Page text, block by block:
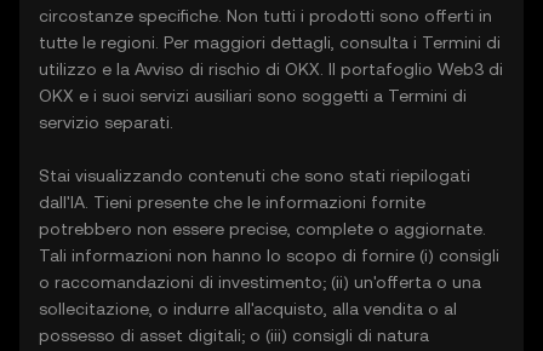
circostanze specifiche. Non tutti i prodotti sono offerti in
tutte le regioni. Per maggiori dettagli, consulta i Termini di
utilizzo e la Avviso di rischio di OKX. Il portafoglio Web3 di
OKX e i suoi servizi ausiliari sono soggetti a Termini di
servizio separati.
Stai visualizzando contenuti che sono stati riepilogati
dall'IA. Tieni presente che le informazioni fornite
potrebbero non essere precise, complete o aggiornate.
Tali informazioni non hanno lo scopo di fornire (i) consigli
o raccomandazioni di investimento; (ii) un'offerta o una
sollecitazione, o indurre all'acquisto, alla vendita o al
possesso di asset digitali; o (iii) consigli di natura